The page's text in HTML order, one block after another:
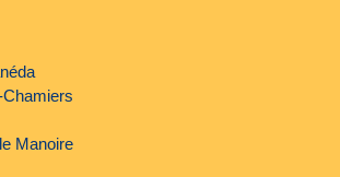
Manoire